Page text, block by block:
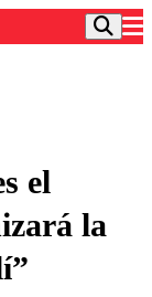
el
la